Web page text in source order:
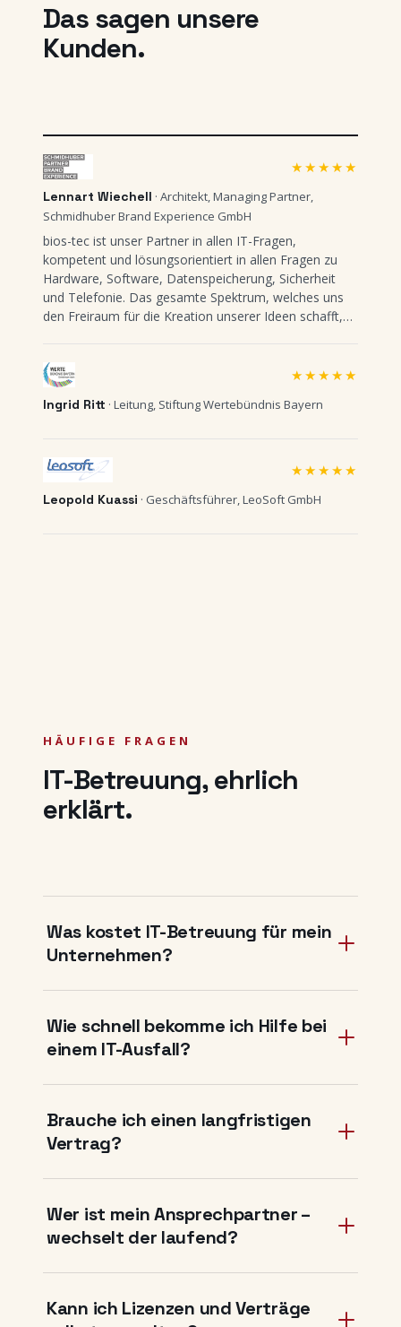
Das sagen unsere
Kunden.
★★★★★
Lennart Wiechell · Architekt, Managing Partner,
Schmidhuber Brand Experience GmbH
bios-tec ist unser Partner in allen IT-Fragen,
kompetent und lösungsorientiert in allen Fragen zu
Hardware, Software, Datenspeicherung, Sicherheit
und Telefonie. Das gesamte Spektrum, welches uns
den Freiraum für die Kreation unserer Ideen schafft,
ist gut, einen solchen Partner auch noch in der
Nachbarschaft zu haben.
★★★★★
Ingrid Ritt · Leitung, Stiftung Wertebündnis Bayern
★★★★★
Leopold Kuassi · Geschäftsführer, LeoSoft GmbH
HÄUFIGE FRAGEN
IT-Betreuung, ehrlich
erklärt.
Was kostet IT-Betreuung für mein
Unternehmen?
Wie schnell bekomme ich Hilfe bei
einem IT-Ausfall?
Brauche ich einen langfristigen
Vertrag?
Wer ist mein Ansprechpartner –
wechselt der laufend?
Kann ich Lizenzen und Verträge